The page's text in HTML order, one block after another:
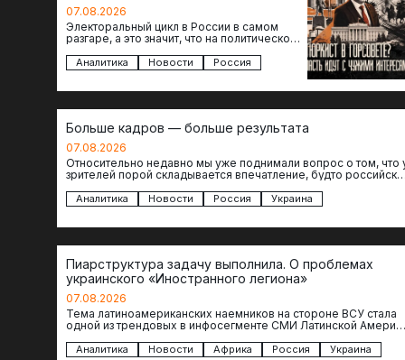
07.08.2026
Электоральный цикл в России в самом
разгаре, а это значит, что на политическое
сомнительной репутацией….
Аналитика Новости Россия
Больше кадров — больше результата
07.08.2026
Относительно недавно мы уже поднимали вопрос о том, что
зрителей порой складывается впечатление, будто
Аналитика Новости Россия Украина
Пиарструктура задачу выполнила. О проблемах
украинского «Иностранного легиона»
07.08.2026
Тема латиноамериканских наемников на стороне ВСУ стала
одной из трендовых в инфосегменте СМИ Латинской
Аналитика Новости Африка Россия Украина